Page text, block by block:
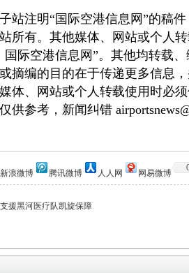
注明“国际空港信息网”的稿件
所有。其他媒体、网站或个人
国际空港信息网”。其他均转载
摘编的目的在于传递更多信息
体、网站或个人转载使用时必
供参考，新闻纠错
新浪微博 腾讯微博 人人网 网易微博
援黑河医疗队凯旋保障